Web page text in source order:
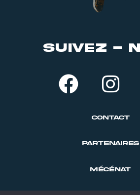
suivez -
Contact
PARTENAIRES
MÉCÉNAT